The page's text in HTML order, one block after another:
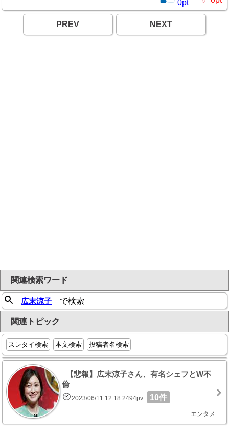
0pt
PREV NEXT
関連検索ワード
広末涼子 で検索
関連トピック
スレタイ検索 本文検索 投稿者名検索
【悲報】広末涼子さん、有名シェフとW不
倫
2023/06/11 12:18 2494pv 10件
エンタメ